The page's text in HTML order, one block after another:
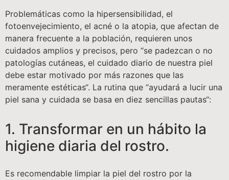
Problemáticas como la hipersensibilidad, el
fotoenvejecimiento, el acné o la atopia, que afectan de
manera frecuente a la población, requieren unos
cuidados amplios y precisos, pero “se padezcan o no
patologías cutáneas, el cuidado diario de nuestra piel
debe estar motivado por más razones que las
meramente estéticas“. La rutina que “ayudará a lucir una
piel sana y cuidada se basa en diez sencillas pautas“:
1. Transformar en un hábito la
higiene diaria del rostro.
Es recomendable limpiar la piel del rostro por la